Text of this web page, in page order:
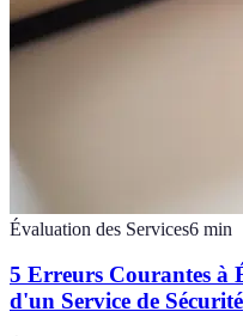
Évaluation des Services6 min
5 Erreurs Courantes à
d'un Service de Sécurité